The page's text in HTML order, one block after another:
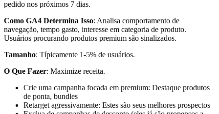
pedido nos próximos 7 dias.
Como GA4 Determina Isso: Analisa comportamento de
navegação, tempo gasto, interesse em categoria de produto.
Usuários procurando produtos premium são sinalizados.
Tamanho: Típicamente 1-5% de usuários.
O Que Fazer: Maximize receita.
Crie uma campanha focada em premium: Destaque produtos
de ponta, bundles
Retarget agressivamente: Estes são seus melhores prospectos